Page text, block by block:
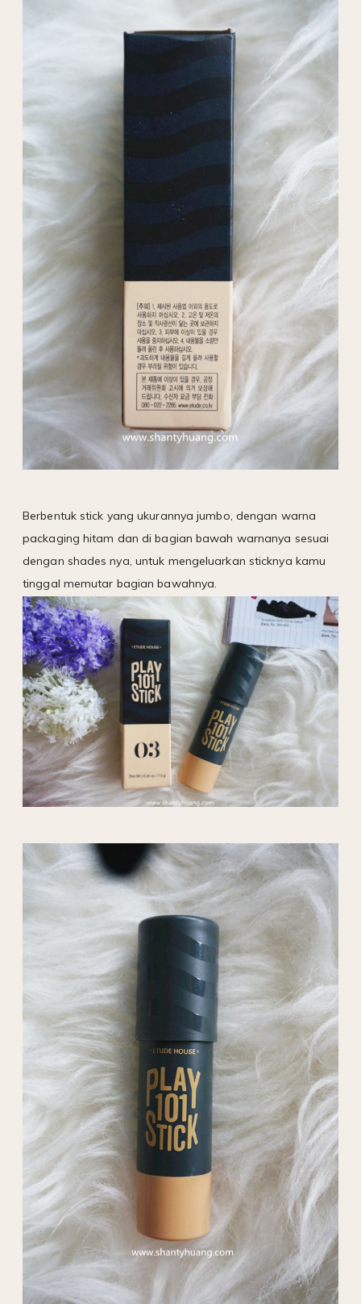
Berbentuk stick yang ukurannya jumbo, dengan warna
packaging hitam dan di bagian bawah warnanya sesuai
dengan shades nya, untuk mengeluarkan sticknya kamu
tinggal memutar bagian bawahnya.